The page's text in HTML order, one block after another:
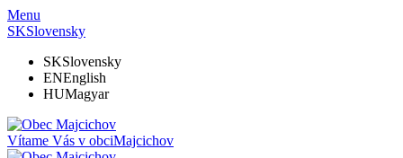
Menu
SKSlovensky
SKSlovensky
ENEnglish
HUMagyar
Vítame Vás v obciMajcichov